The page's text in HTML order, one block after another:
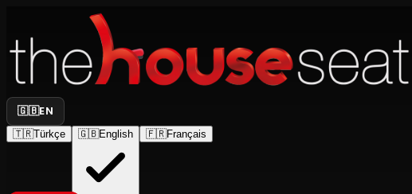
🇬🇧EN
🇹🇷Türkçe 🇬🇧English 🇫🇷Français